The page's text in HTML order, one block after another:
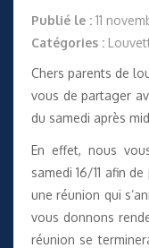
Publié le : 11
Catégories :
Chers parents de
vous de partager
du samedi après
En effet, nous
samedi 16/11 afin
une réunion qui
vous donnons
réunion se